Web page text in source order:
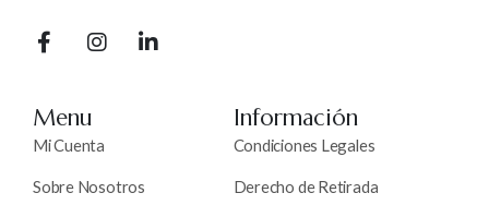
Menu
Mi Cuenta
Sobre Nosotros
Información
Condiciones Legales
Derecho de Retirada